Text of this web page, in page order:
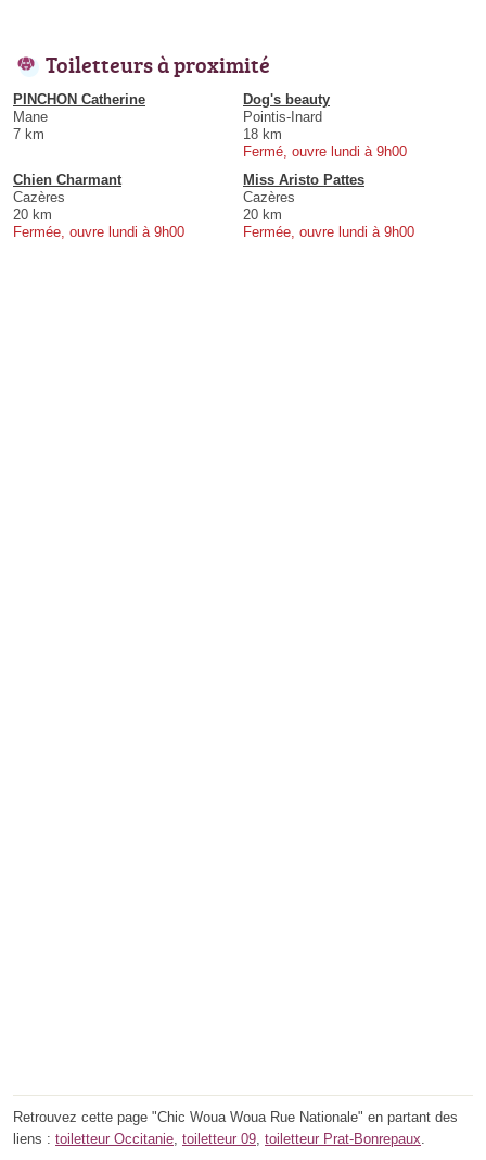
Toiletteurs à proximité
PINCHON Catherine
Mane
7 km
Dog's beauty
Pointis-Inard
18 km
Fermé, ouvre lundi à 9h00
Chien Charmant
Cazères
20 km
Fermée, ouvre lundi à 9h00
Miss Aristo Pattes
Cazères
20 km
Fermée, ouvre lundi à 9h00
Retrouvez cette page "Chic Woua Woua Rue Nationale" en partant des
liens : toiletteur Occitanie toiletteur 09 toiletteur Prat-Bonrepaux